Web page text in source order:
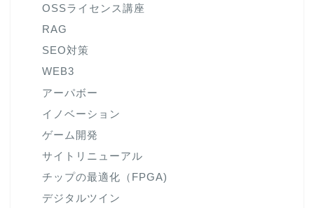
OSSライセンス講座
RAG
SEO対策
WEB3
アーパボー
イノベーション
ゲーム開発
サイトリニューアル
チップの最適化（FPGA)
デジタルツイン